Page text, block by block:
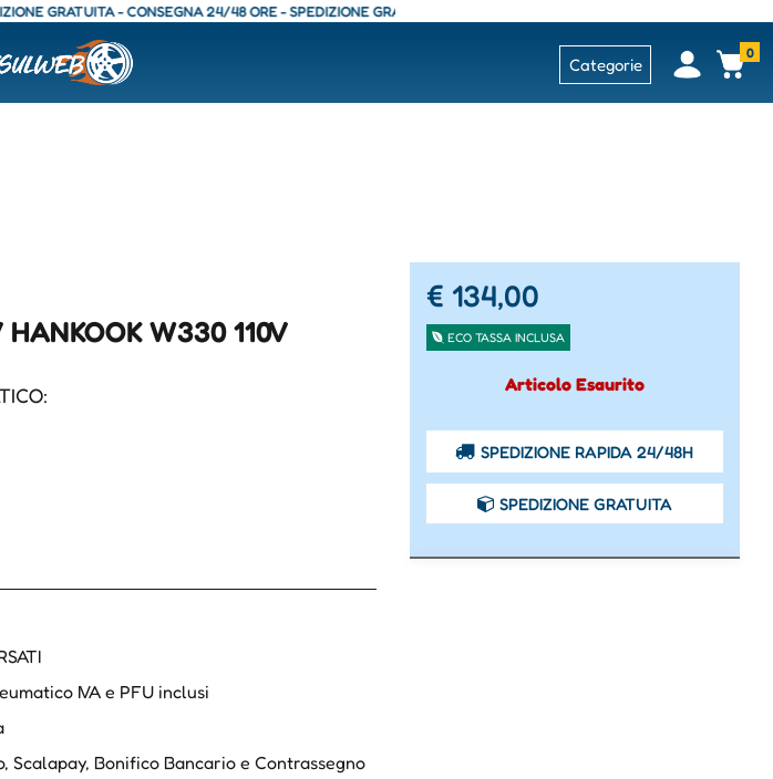
GRATUITA - CONSEGNA 24/48 ORE - SPEDIZIONE GRATUITA - CONSEGNA 24/48 ORE - SPEDIZIONE GRATUITA -
Categorie Open0
W330 110V
IVA e PFU inclusi
Scalapay, Bonifico Bancario e Contrassegno
€ 134,00
ECO TASSA INCLUSA
Articolo Esaurito
SPEDIZIONE RAPIDA 24/48H
SPEDIZIONE GRATUITA